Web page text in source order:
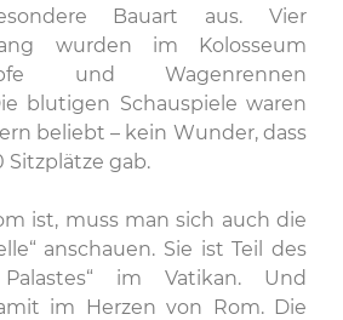
Bauart aus. Vier
wurden im Kolosseum
und Wagenrennen
blutigen Schauspiele waren
beliebt – kein Wunder, dass
Sitzplätze gab.
ist, muss man sich auch die
anschauen. Sie ist Teil des
Palastes“ im Vatikan. Und
im Herzen von Rom. Die